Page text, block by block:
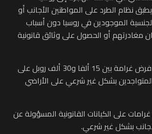
نظام الطرد على المواطنين الأجانب أو
الموجودين في روسيا دون أسباب
مغادرتهم أو الحصول على وثائق قانونية
وينص القانون على فرض غرامة بين 15 ألفا و30 ألف روبل على
بشكل غير شرعي على الأراضي
على الكيانات القانونية المسؤولة عن
بشكل غير شرعي.